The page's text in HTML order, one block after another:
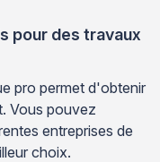
pour des travaux
pro permet d'obtenir
Vous pouvez
entreprises de
choix.